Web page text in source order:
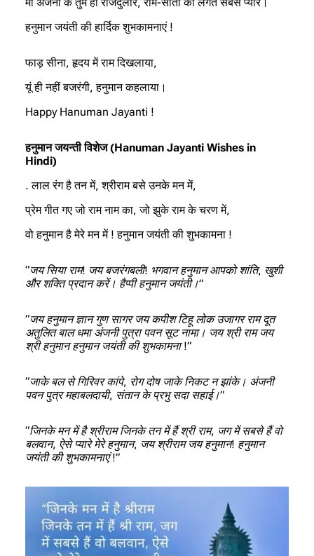
हनुमान जयंती की हार्दिक शुभकामनाएं !
फाड़ सीना, हृदय में राम दिखलाया,
यूं ही नहीं बजरंगी, हनुमान कहलाया।
Happy Hanuman Jayanti !
हनुमान जयन्ती विशेज (Hanuman Jayanti Wishes in
Hindi)
. लाल रंग है तन में, श्रीराम बसे उनके मन में,
प्रेम गीत गए जो राम नाम का, जो झुके राम के चरण में,
वो हनुमान है मेरे मन में ! हनुमान जयंती की शुभकामना !
“जय सिया राम! जय बजरंगबली! भगवान हनुमान आपको शांति, खुशी
और शक्ति प्रदान करें। हैप्पी हनुमान जयंती।”
“जय हनुमान ज्ञान गुण सागर जय कपीश टिहू लोक उजागर राम दूत
अतुलित बाल धमा अंजनी पुत्रा पवन सूट नामा। जय श्री राम जय
श्री हनुमान हनुमान जयंती की शुभकामना !”
“जाके बल से गिरिवर कांपे, रोग दोष जाके निकट न झांके। अंजनी
पवन पुत्र महाबलदायी, संतान के प्रभु सदा सहाई।”
“जिनके मन में है श्रीराम जिनके तन में हैं श्री राम, जग में सबसे हैं वो
बलवान, ऐसे प्यारे मेरे हनुमान, जय श्रीराम जय हनुमान! हनुमान
जयंती की शुभकामनाएं !”